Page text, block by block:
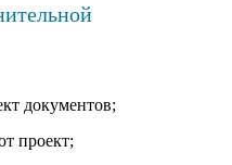
документов;
проект;